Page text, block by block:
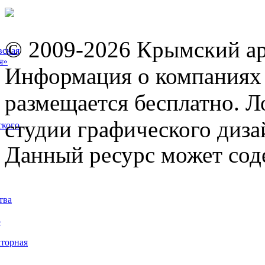
© 2009-2026 Крымский
Информация о компаниях
размещается бесплатно.
студии графического
Данный ресурс может